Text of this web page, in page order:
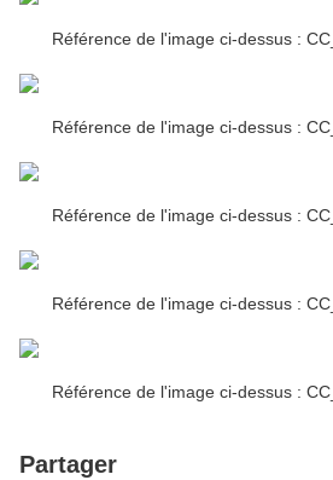
Référence de l'image ci-dessus :
Référence de l'image ci-dessus :
Référence de l'image ci-dessus :
Référence de l'image ci-dessus :
Référence de l'image ci-dessus :
Partager